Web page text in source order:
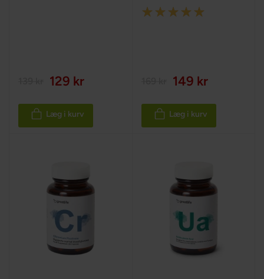
129 kr
Læg i kurv
Rating:
149 kr
Læg i kurv